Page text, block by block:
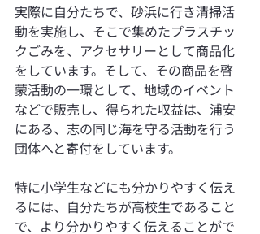
実際に自分たちで、砂浜に行き清掃活
動を実施し、そこで集めたプラスチッ
クごみを、アクセサリーとして商品化
をしています。そして、その商品を啓
蒙活動の一環として、地域のイベント
などで販売し、得られた収益は、浦安
にある、志の同じ海を守る活動を行う
団体へと寄付をしています。
特に小学生などにも分かりやすく伝え
るには、自分たちが高校生であること
で、より分かりやすく伝えることがで